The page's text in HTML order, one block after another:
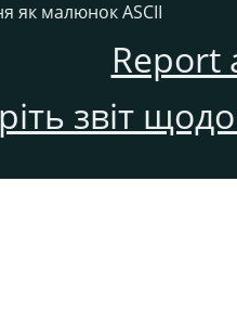
як малюнок ASCII
Report
звіт